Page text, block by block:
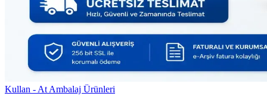
Kullan - At Ambalaj Ürünleri